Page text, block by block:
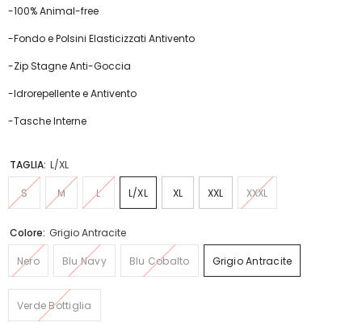
-100% Animal-free
-Fondo e Polsini Elasticizzati Antivento
-Zip Stagne Anti-Goccia
-Idrorepellente e Antivento
-Tasche Interne
TAGLIA: L/XL
S M L L/XL XL XXL XXXL
Colore: Grigio Antracite
Nero Blu Navy Blu Cobalto Grigio Antracite
Verde Bottiglia